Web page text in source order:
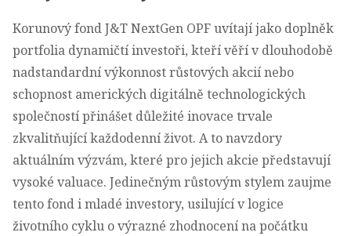
Korunový fond J&T NextGen OPF uvítají jako doplněk
portfolia dynamičtí investoři, kteří věří v dlouhodobě
nadstandardní výkonnost růstových akcií nebo
schopnost amerických digitálně technologických
společností přinášet důležité inovace trvale
zkvalitňující každodenní život. A to navzdory
aktuálním výzvám, které pro jejich akcie představují
vysoké valuace. Jedinečným růstovým stylem zaujme
tento fond i mladé investory, usilující v logice
životního cyklu o výrazné zhodnocení na počátku